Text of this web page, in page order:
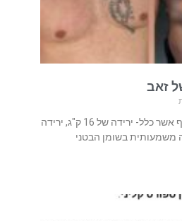
זאב
שינוי איכותי בהרכב הגוף אשר כלל- ירידה של 16 ק"ג, ירידה